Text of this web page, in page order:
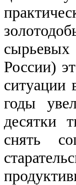
сырьевых
России)
годы
десятки
снять